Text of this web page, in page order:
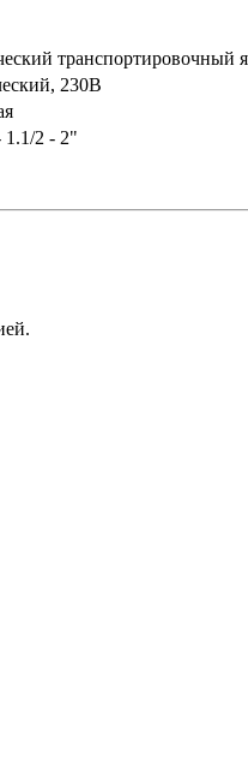
транспортировочный
230В
1.1/2 - 2"